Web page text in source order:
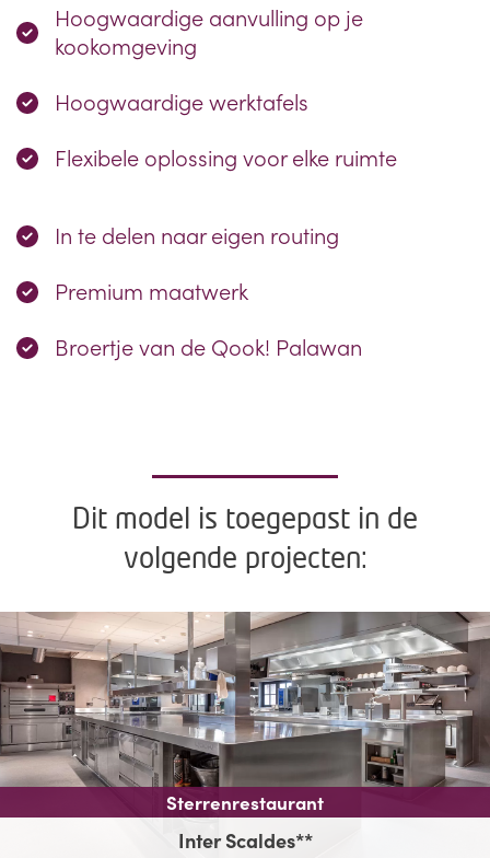
Hoogwaardige aanvulling op je
kookomgeving
Hoogwaardige werktafels
Flexibele oplossing voor elke ruimte
In te delen naar eigen routing
Premium maatwerk
Broertje van de Qook! Palawan
Dit model is toegepast in de
volgende projecten:
Sterrenrestaurant
Inter Scaldes**